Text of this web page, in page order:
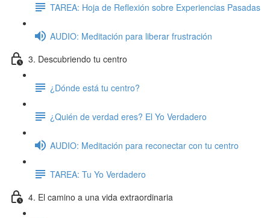
TAREA: Hoja de Reflexión sobre Experiencias Pasadas
AUDIO: Meditación para liberar frustración
3. Descubriendo tu centro
¿Dónde está tu centro?
¿Quién de verdad eres? El Yo Verdadero
AUDIO: Meditación para reconectar con tu centro
TAREA: Tu Yo Verdadero
4. El camino a una vida extraordinaria